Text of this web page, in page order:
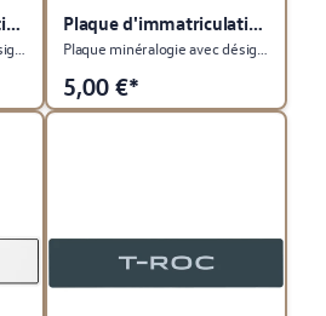
Plaque d'immatriculation du véhicule Plaque d'immatriculation du véhicule
5,00 €*